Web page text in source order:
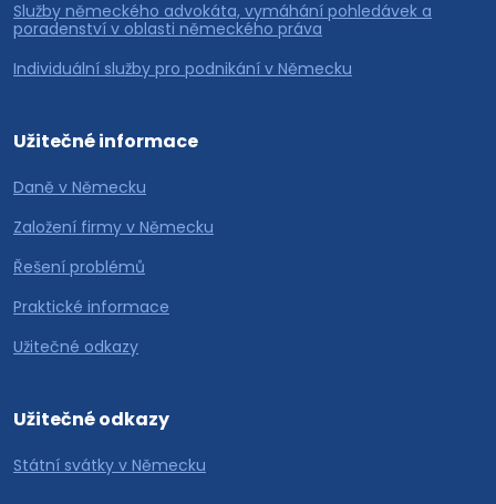
Služby německého advokáta, vymáhání pohledávek a
poradenství v oblasti německého práva
Individuální služby pro podnikání v Německu
Užitečné informace
Daně v Německu
Založení firmy v Německu
Řešení problémů
Praktické informace
Užitečné odkazy
Užitečné odkazy
Státní svátky v Německu